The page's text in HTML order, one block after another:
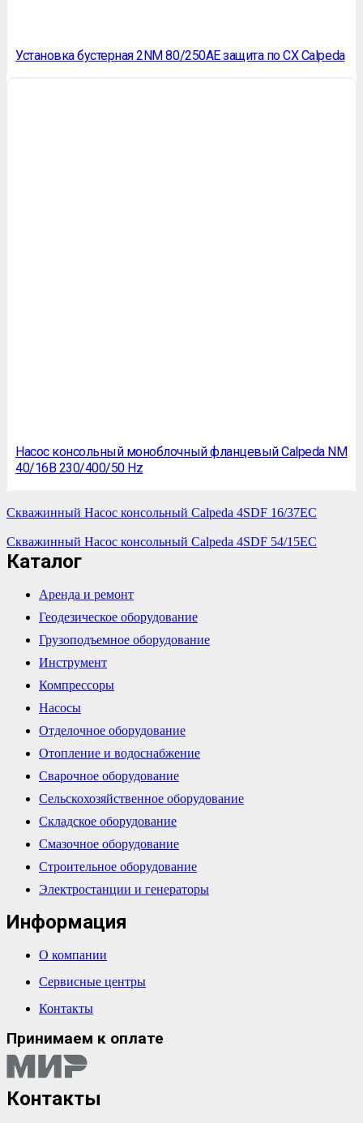
Установка бустерная 2NM 80/250AE защита по СХ Calpeda
Насос консольный моноблочный фланцевый Calpeda NM
40/16B 230/400/50 Hz
Скважинный Насос консольный Calpeda 4SDF 16/37EC
Скважинный Насос консольный Calpeda 4SDF 54/15EC
Каталог
Аренда и ремонт
Геодезическое оборудование
Грузоподъемное оборудование
Инструмент
Компрессоры
Насосы
Отделочное оборудование
Отопление и водоснабжение
Сварочное оборудование
Сельскохозяйственное оборудование
Складское оборудование
Смазочное оборудование
Строительное оборудование
Электростанции и генераторы
Информация
О компании
Сервисные центры
Контакты
Принимаем к оплате
Контакты